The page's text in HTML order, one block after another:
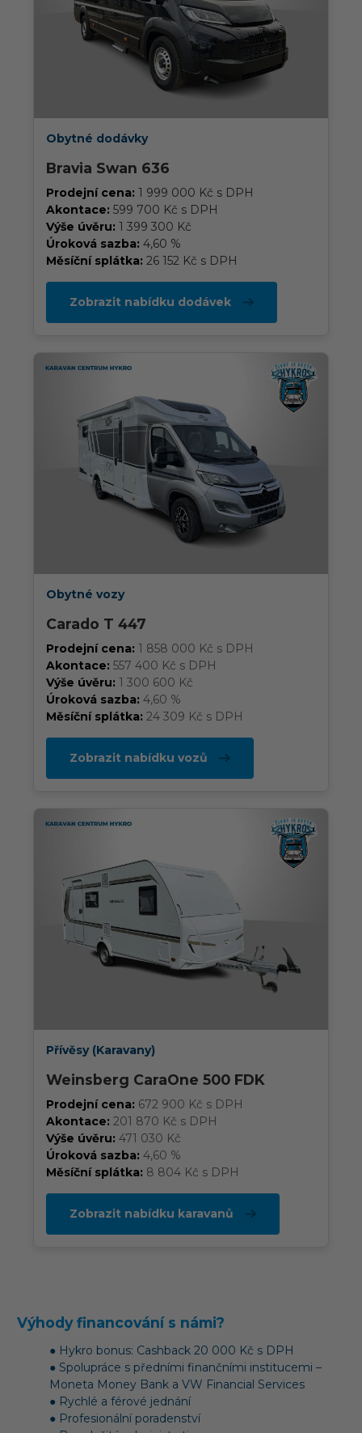
Obytné dodávky
Bravia Swan 636
Prodejní cena: 1 999 000 Kč s DPH
Akontace: 599 700 Kč s DPH
Výše úvěru: 1 399 300 Kč
Úroková sazba: 4,60 %
Měsíční splátka: 26 152 Kč s DPH
Zobrazit nabídku dodávek
Obytné vozy
Carado T 447
Prodejní cena: 1 858 000 Kč s DPH
Akontace: 557 400 Kč s DPH
Výše úvěru: 1 300 600 Kč
Úroková sazba: 4,60 %
Měsíční splátka: 24 309 Kč s DPH
Zobrazit nabídku vozů
Přívěsy (Karavany)
Weinsberg CaraOne 500 FDK
Prodejní cena: 672 900 Kč s DPH
Akontace: 201 870 Kč s DPH
Výše úvěru: 471 030 Kč
Úroková sazba: 4,60 %
Měsíční splátka: 8 804 Kč s DPH
Zobrazit nabídku karavanů
Výhody financování s námi?
● Hykro bonus: Cashback 20 000 Kč s DPH
● Spolupráce s předními finančními institucemi –
Moneta Money Bank a VW Financial Services
● Rychlé a férové jednání
● Profesionální poradenství